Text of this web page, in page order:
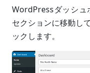
WordPressダッシュ
セクションに移動し
ックします。